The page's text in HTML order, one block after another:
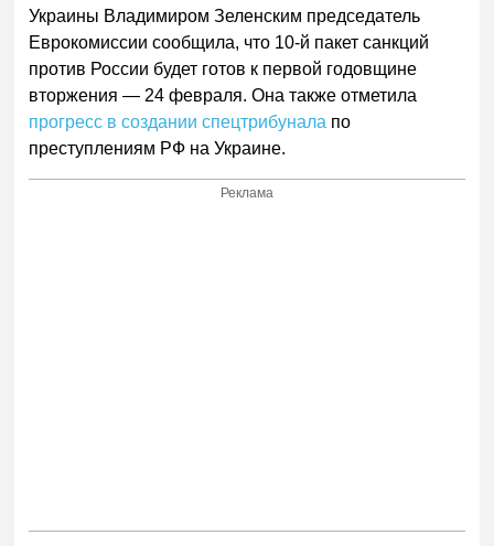
Украины Владимиром Зеленским председатель
Еврокомиссии сообщила, что 10-й пакет санкций
против России будет готов к первой годовщине
вторжения — 24 февраля. Она также отметила
прогресс в создании спецтрибунала по
преступлениям РФ на Украине.
Реклама